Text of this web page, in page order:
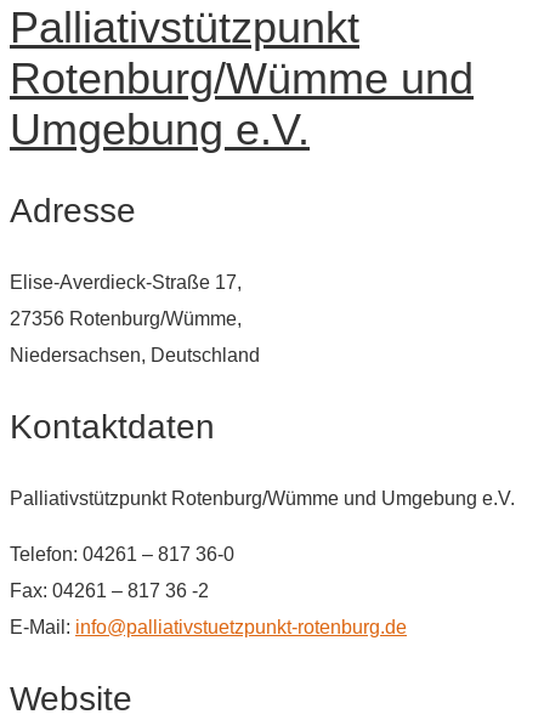
Palliativstützpunkt
Rotenburg/Wümme und
Umgebung e.V.
Adresse
Elise-Averdieck-Straße 17,
27356 Rotenburg/Wümme,
Niedersachsen, Deutschland
Kontaktdaten
Palliativstützpunkt Rotenburg/Wümme und Umgebung e.V.
Telefon: 04261 – 817 36-0
Fax: 04261 – 817 36 -2
E-Mail: info@palliativstuetzpunkt-rotenburg.de
Website